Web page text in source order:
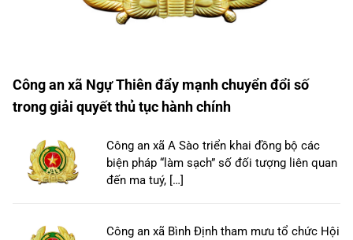
Công an xã Ngự Thiên đẩy mạnh chuyển đổi số
trong giải quyết thủ tục hành chính
Công an xã A Sào triển khai đồng bộ các
biện pháp “làm sạch” số đối tượng liên quan
đến ma tuý, […]
Công an xã Bình Định tham mưu tổ chức Hội